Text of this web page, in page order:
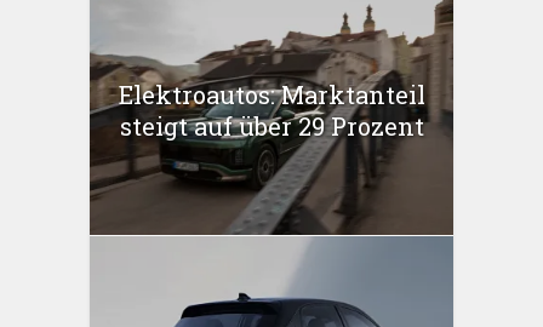
Elektroautos: Marktanteil
steigt auf über 29 Prozent